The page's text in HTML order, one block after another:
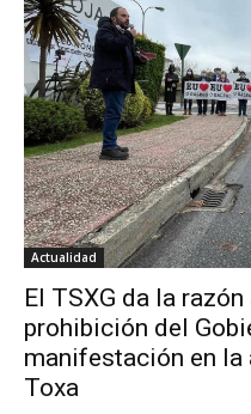
Actualidad
El TSXG da la
prohibición del
manifestación en la
Toxa